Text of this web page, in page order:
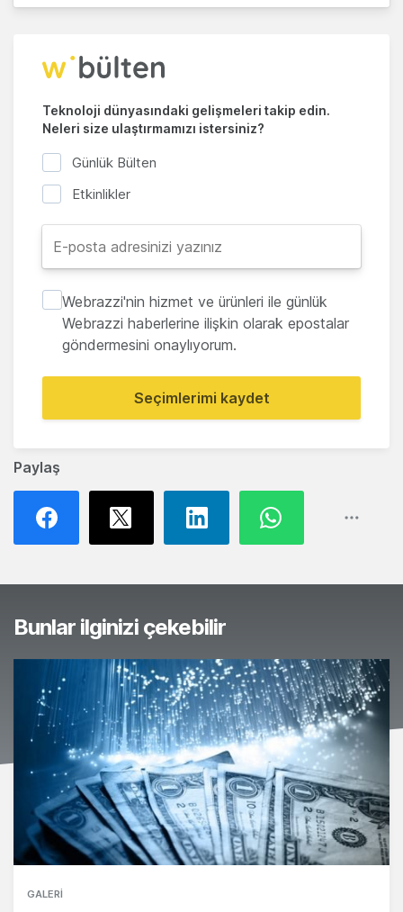
Paylaş
Teknoloji dünyasındaki gelişmeleri takip edin.
Neleri size ulaştırmamızı istersiniz?
Günlük Bülten
Etkinlikler
Webrazzi'nin hizmet ve ürünleri ile günlük
Webrazzi haberlerine ilişkin olarak epostalar
göndermesini onaylıyorum.
Seçimlerimi kaydet
Bunlar ilginizi çekebilir
GALERI